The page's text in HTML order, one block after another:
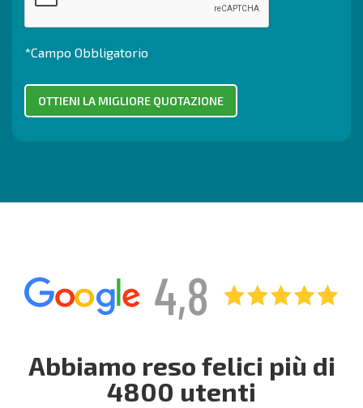
*Campo Obbligatorio
Abbiamo reso felici più di
4800 utenti